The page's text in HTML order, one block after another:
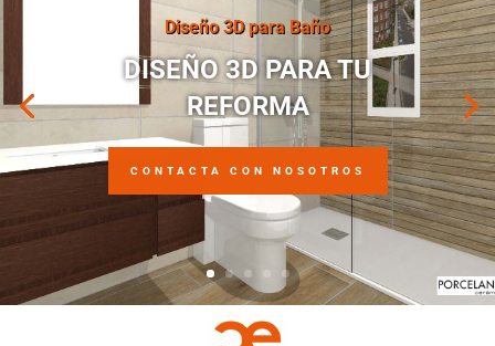
Diseño 3D para Baño
DISEÑO 3D PARA TU
REFORMA
CONTACTA CON NOSOTROS